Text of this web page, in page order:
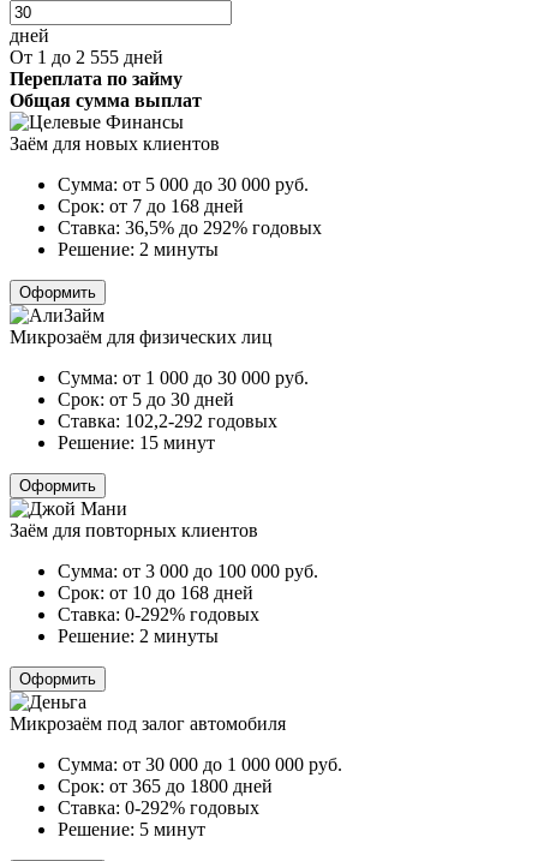
дней
От 1 до 2 555 дней
Переплата по займу
Общая сумма выплат
Заём для новых клиентов
Сумма: от 5 000 до 30 000 руб.
Срок: от 7 до 168 дней
Ставка: 36,5% до 292% годовых
Решение: 2 минуты
Оформить
Микрозаём для физических лиц
Сумма: от 1 000 до 30 000 руб.
Срок: от 5 до 30 дней
Ставка: 102,2-292 годовых
Решение: 15 минут
Оформить
Заём для повторных клиентов
Сумма: от 3 000 до 100 000 руб.
Срок: от 10 до 168 дней
Ставка: 0-292% годовых
Решение: 2 минуты
Оформить
Микрозаём под залог автомобиля
Сумма: от 30 000 до 1 000 000 руб.
Срок: от 365 до 1800 дней
Ставка: 0-292% годовых
Решение: 5 минут